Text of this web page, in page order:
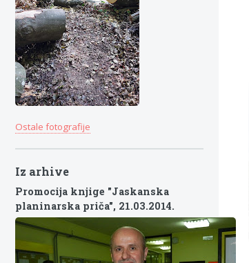
Ostale fotografije
Iz arhive
Promocija knjige "Jaskanska
planinarska priča", 21.03.2014.